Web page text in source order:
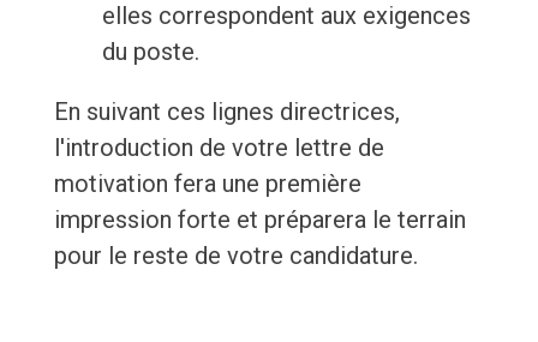
elles correspondent aux exigences
du poste.
En suivant ces lignes directrices,
l'introduction de votre lettre de
motivation fera une première
impression forte et préparera le terrain
pour le reste de votre candidature.